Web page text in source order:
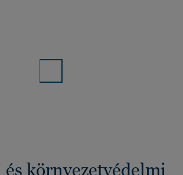
és környezetvédelmi